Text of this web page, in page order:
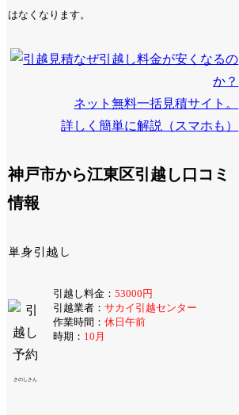
はなくなります。
なぜ引越し料金が安くなるの
か？
ネット無料一括見積サイト。
詳しく簡単に解説（スマホも）
神戸市から江東区引越し口コミ
情報
単身引越し
さのしさん
引越し料金： 53000円
引越業者： サカイ引越センター
作業時間： 休日午前
時期： 10月